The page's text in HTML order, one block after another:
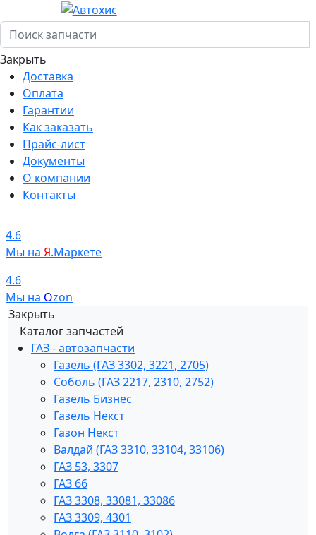
Закрыть
Доставка
Оплата
Гарантии
Как заказать
Прайс-лист
Документы
О компании
Контакты
4.6
Мы на Я.Маркете
4.6
Мы на Ozon
Закрыть
Каталог запчастей
ГАЗ - автозапчасти
Газель (ГАЗ 3302, 3221, 2705)
Соболь (ГАЗ 2217, 2310, 2752)
Газель Бизнес
Газель Некст
Газон Некст
Валдай (ГАЗ 3310, 33104, 33106)
ГАЗ 53, 3307
ГАЗ 66
ГАЗ 3308, 33081, 33086
ГАЗ 3309, 4301